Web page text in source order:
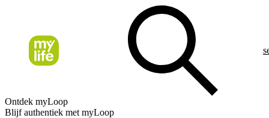
Ontdek myLoop
Blijf authentiek met myLoop